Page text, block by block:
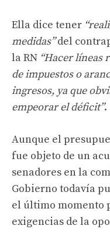
Ella dice tener
medidas”del
la RN “Hacer líneas
de impuestos o
ingresos, ya que
empeorar el déficit”.
Aunque el
fue objeto de un
senadores en la
Gobierno todavía
el último momento
exigencias de la